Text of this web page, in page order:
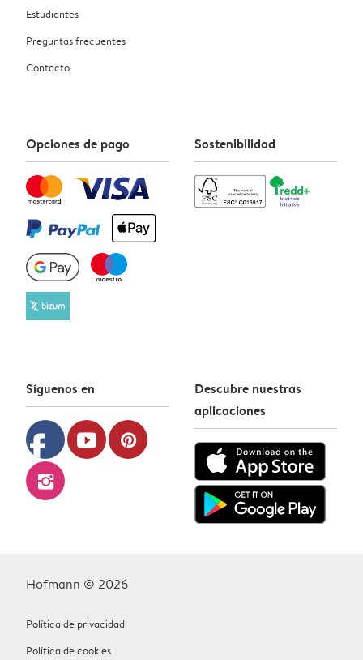
Estudiantes
Preguntas frecuentes
Contacto
Opciones de pago Sostenibilidad
Síguenos en
facebook youtube pinterest
instagram
Descubre nuestras
aplicaciones
Hofmann © 2026
Política de privacidad
Política de cookies